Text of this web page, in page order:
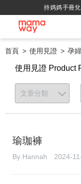
持媽媽手冊
首頁 使用見證 孕
使用見證 Product
瑜珈褲
By Hannah 2024-